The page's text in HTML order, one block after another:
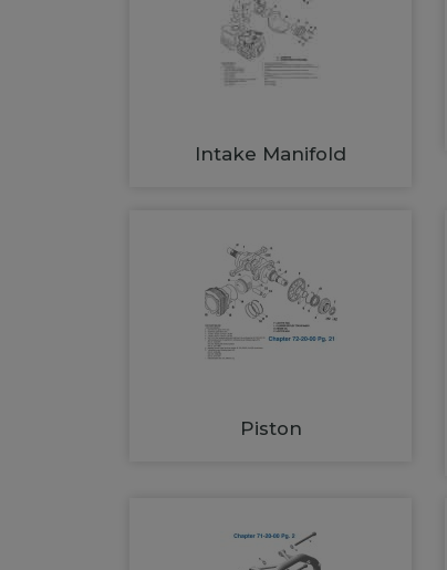
Intake Manifold
Piston